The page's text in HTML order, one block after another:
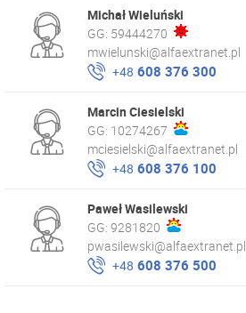
Michał Wieluński
GG: 59444270
mwielunski@alfaextranet.pl
+48 608 376 300
Marcin Ciesielski
GG: 10274267
mciesielski@alfaextranet.pl
+48 608 376 100
Paweł Wasilewski
GG: 9281820
pwasilewski@alfaextranet.pl
+48 608 376 500